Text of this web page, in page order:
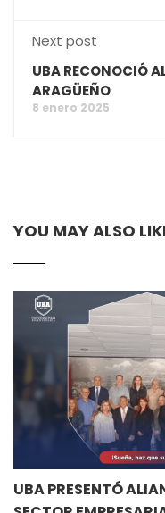
Next post
UBA RECONOCIÓ
ARAGÜEÑO
8 enero 2025
YOU MAY ALSO
UBA PRESENTÓ